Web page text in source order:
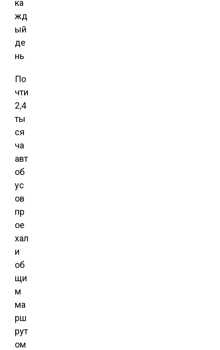
По
чти
2,4
ты
ся
ча
авт
об
ус
ов
пр
ое
хал
и
об
щи
м
ма
рш
рут
ом